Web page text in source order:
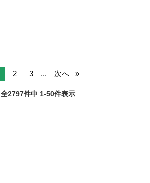
2 3 ... 次へ
全2797件中 1-50件表示